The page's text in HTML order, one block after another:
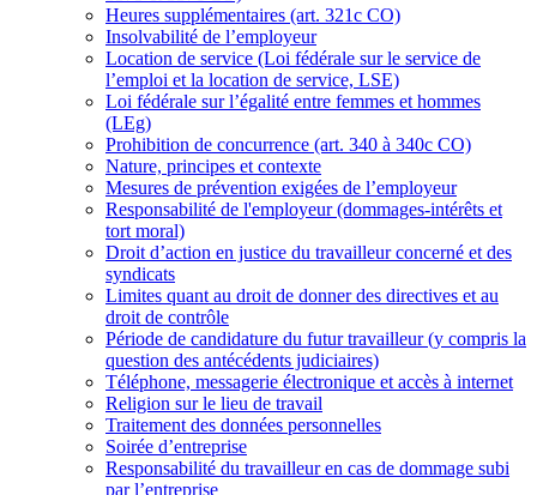
Heures supplémentaires (art. 321c CO)
Insolvabilité de l’employeur
Location de service (Loi fédérale sur le service de
l’emploi et la location de service, LSE)
Loi fédérale sur l’égalité entre femmes et hommes
(LEg)
Prohibition de concurrence (art. 340 à 340c CO)
Nature, principes et contexte
Mesures de prévention exigées de l’employeur
Responsabilité de l'employeur (dommages-intérêts et
tort moral)
Droit d’action en justice du travailleur concerné et des
syndicats
Limites quant au droit de donner des directives et au
droit de contrôle
Période de candidature du futur travailleur (y compris la
question des antécédents judiciaires)
Téléphone, messagerie électronique et accès à internet
Religion sur le lieu de travail
Traitement des données personnelles
Soirée d’entreprise
Responsabilité du travailleur en cas de dommage subi
par l’entreprise